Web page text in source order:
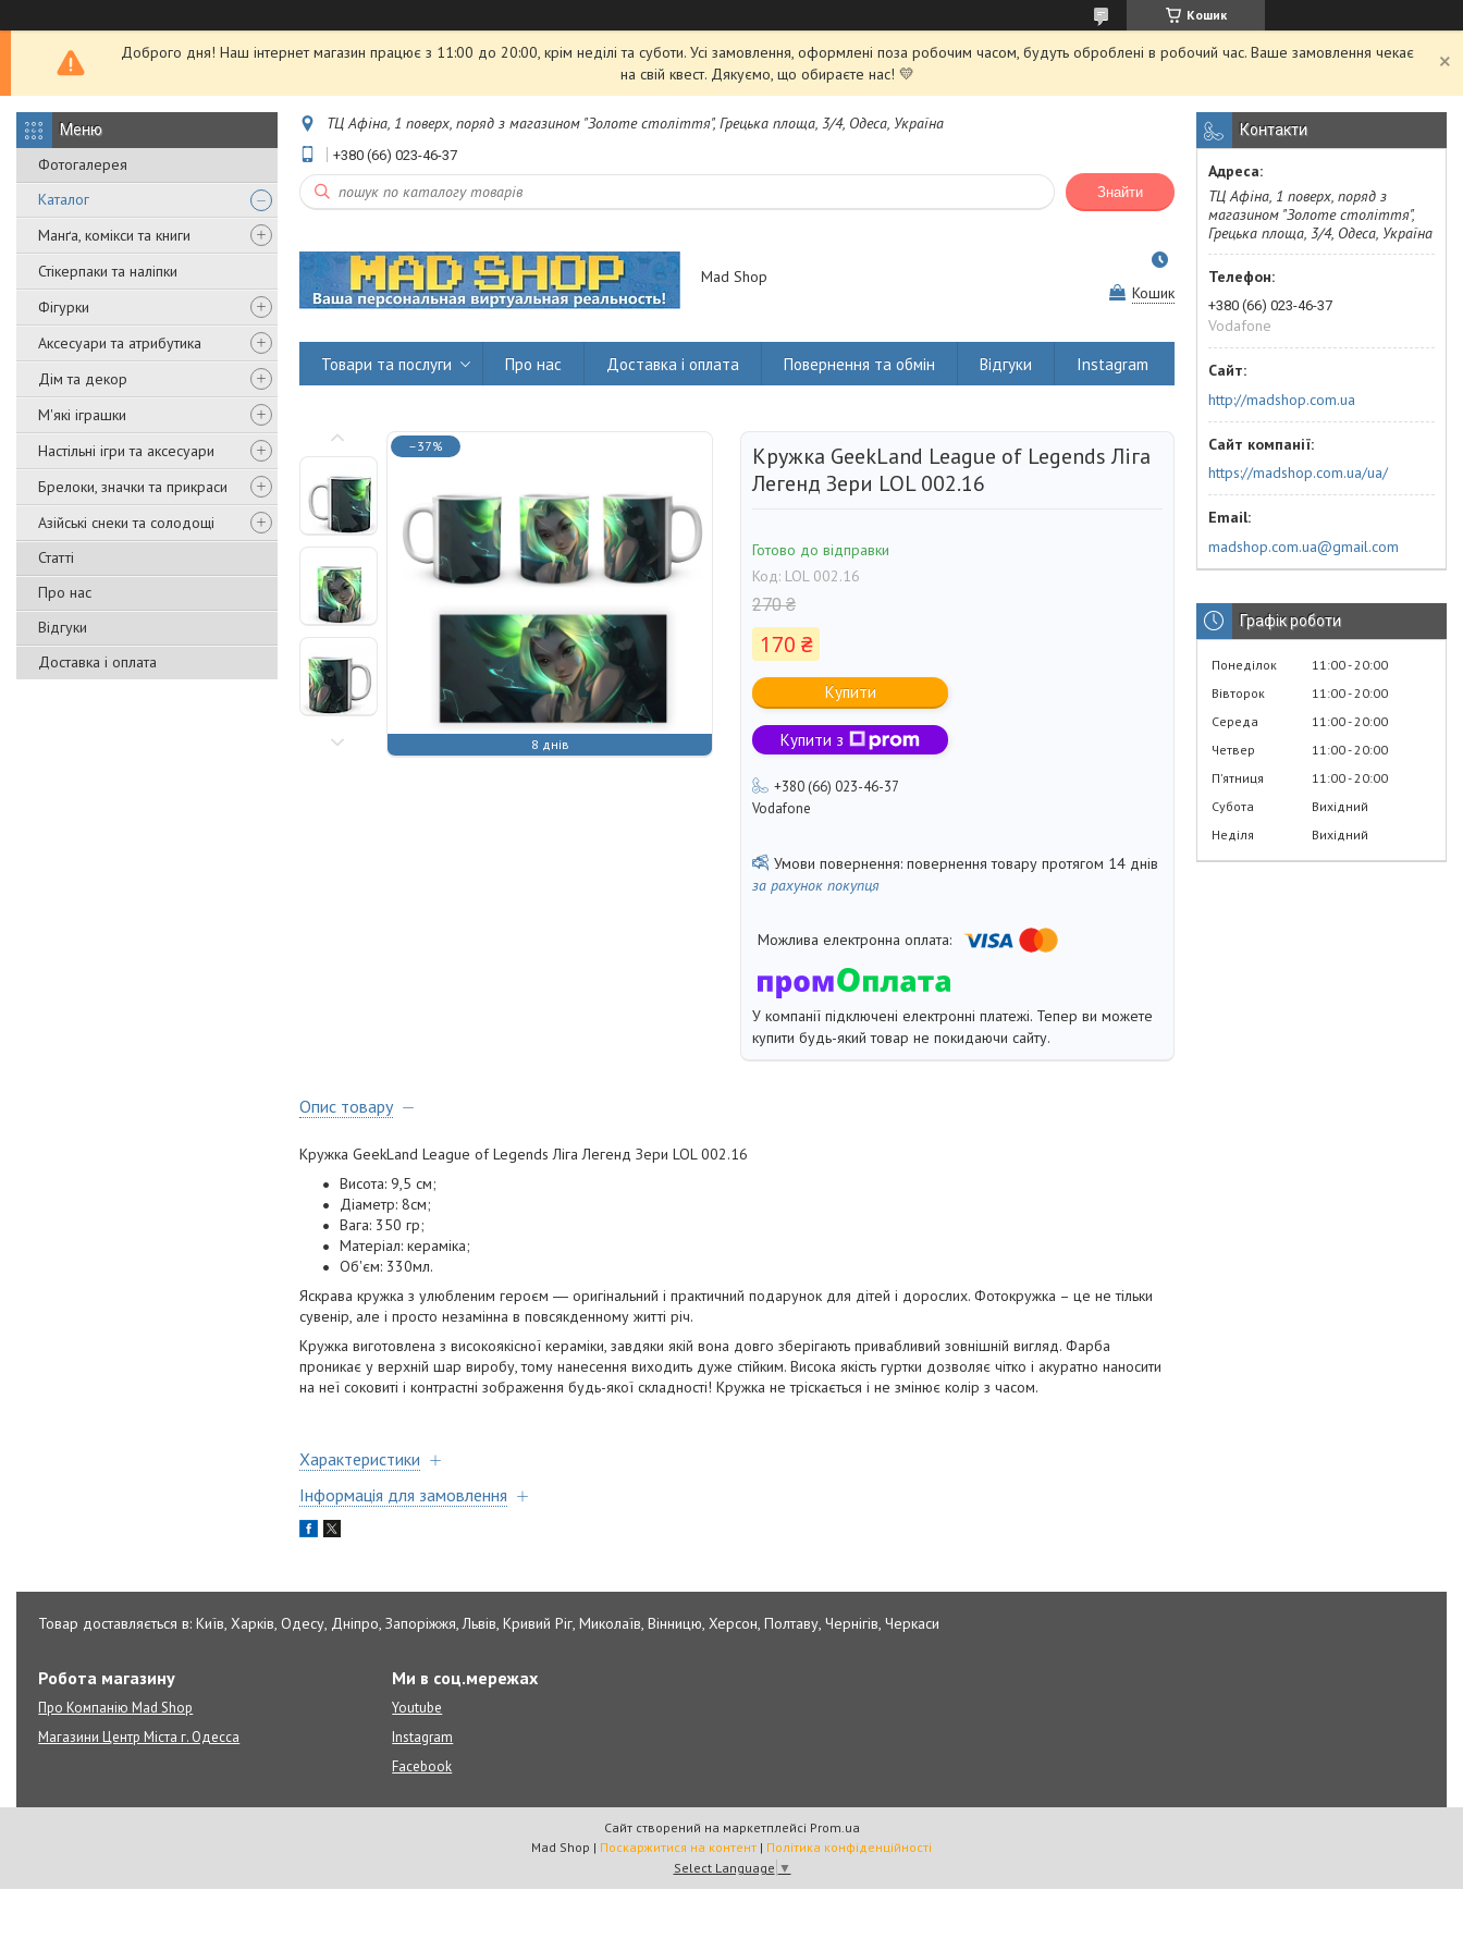
Кошик
Доброго дня! Наш інтернет магазин працює з 11:00 до 20:00, крім неділі та суботи. Усі замовлення, оформлені поза робочим часом, будуть оброблені в робочий час. Ваше замовлення чекає
на свій квест. Дякуємо, що обираєте нас! 💛
Фотогалерея
Каталог
Манґа, комікси та книги
Стікерпаки та наліпки
Фігурки
Аксесуари та атрибутика
Дім та декор
М'які іграшки
Настільні ігри та аксесуари
Брелоки, значки та прикраси
Азійські снеки та солодощі
Статті
Про нас
Відгуки
Доставка і оплата
ТЦ Афіна, 1 поверх, поряд з магазином "Золоте століття", Грецька площа, 3/4, Одеса, Україна
+380 (66) 023-46-37
Знайти
Mad Shop
Кошик
Товари та послуги Про нас Доставка і оплата Повернення та обмін Відгуки Instagram
–37%
8 днів
Кружка GeekLand League of Legends Ліга
Легенд Зери LOL 002.16
Готово до відправки
Код: LOL 002.16
270 ₴
170 ₴
Купити
Купити з
+380 (66) 023-46-37
Vodafone
повернення товару протягом 14 днів
за рахунок покупця
У компанії підключені електронні платежі. Тепер ви можете
купити будь-який товар не покидаючи сайту.
Опис товару
Кружка GeekLand League of Legends Ліга Легенд Зери LOL 002.16
Висота: 9,5 см;
Діаметр: 8см;
Вага: 350 гр;
Матеріал: кераміка;
Об'єм: 330мл.
Яскрава кружка з улюбленим героєм ― оригінальний і практичний подарунок для дітей і дорослих. Фотокружка – це не тільки
сувенір, але і просто незамінна в повсякденному житті річ.
Кружка виготовлена з високоякісної кераміки, завдяки якій вона довго зберігають привабливий зовнішній вигляд. Фарба
проникає у верхній шар виробу, тому нанесення виходить дуже стійким. Висока якість гуртки дозволяє чітко і акуратно наносити
на неї соковиті і контрастні зображення будь-якої складності! Кружка не тріскається і не змінює колір з часом.
Характеристики
Інформація для замовлення
Контакти
ТЦ Афіна, 1 поверх, поряд з
магазином "Золоте століття",
Грецька площа, 3/4, Одеса, Україна
+380 (66) 023-46-37
Vodafone
http://madshop.com.ua
https://madshop.com.ua/ua/
madshop.com.ua@gmail.com
Графік роботи
Понеділок 11:00 20:00
Вівторок
11:00 20:00
Середа
11:00 20:00
Четвер
11:00 20:00
Пʼятниця
11:00 20:00
Субота
Вихідний
Неділя
Вихідний
Товар доставляється в: Київ, Харків, Одесу, Дніпро, Запоріжжя, Львів, Кривий Ріг, Миколаїв, Вінницю, Херсон, Полтаву, Чернігів, Черкаси
Робота магазину
Про Компанію Mad Shop
Магазини Центр Міста г. Одесса
Ми в соц.мережах
Youtube
Instagram
Facebook
Сайт створений на маркетплейсі Prom.ua
Mad Shop | Поскаржитися на контент | Політика конфіденційності
Select Language ▼